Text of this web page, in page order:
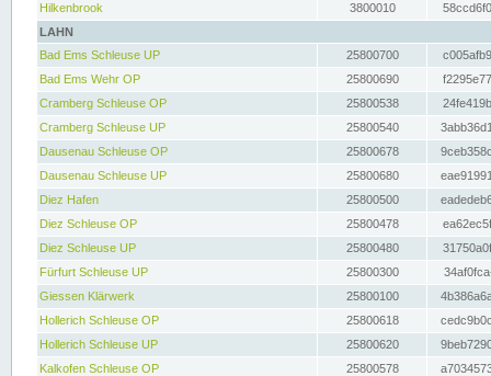
Hilkenbrook
3800010
LAHN
Bad Ems Schleuse UP
25800700
Bad Ems Wehr OP
25800690
Cramberg Schleuse OP
25800538
Cramberg Schleuse UP
25800540
Dausenau Schleuse OP
25800678
Dausenau Schleuse UP
25800680
Diez Hafen
25800500
Diez Schleuse OP
25800478
Diez Schleuse UP
25800480
Fürfurt Schleuse UP
25800300
Giessen Klärwerk
25800100
Hollerich Schleuse OP
25800618
Hollerich Schleuse UP
25800620
Kalkofen Schleuse OP
25800578